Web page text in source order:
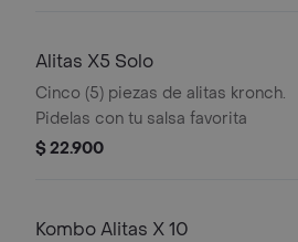
Alitas X5 Solo
Cinco (5) piezas de alitas kronch.
Pidelas con tu salsa favorita
$ 22.900
Kombo Alitas X 10